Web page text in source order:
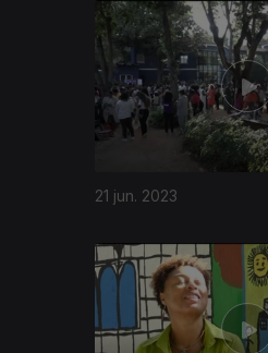
21 jun. 2023